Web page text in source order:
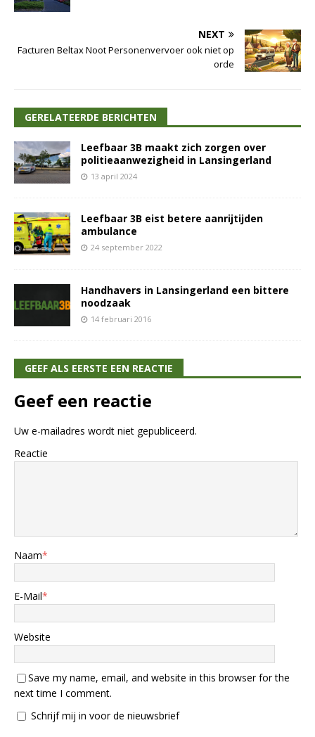
NEXT
Facturen Beltax Noot Personenvervoer ook niet op
orde
GERELATEERDE BERICHTEN
Leefbaar 3B maakt zich zorgen over
politieaanwezigheid in Lansingerland
13 april 2024
Leefbaar 3B eist betere aanrijtijden
ambulance
24 september 2022
Handhavers in Lansingerland een bittere
noodzaak
14 februari 2016
GEEF ALS EERSTE EEN REACTIE
Geef een reactie
Uw e-mailadres wordt niet gepubliceerd.
Reactie
Naam*
E-Mail*
Website
Save my name, email, and website in this browser for the
next time I comment.
Schrijf mij in voor de nieuwsbrief